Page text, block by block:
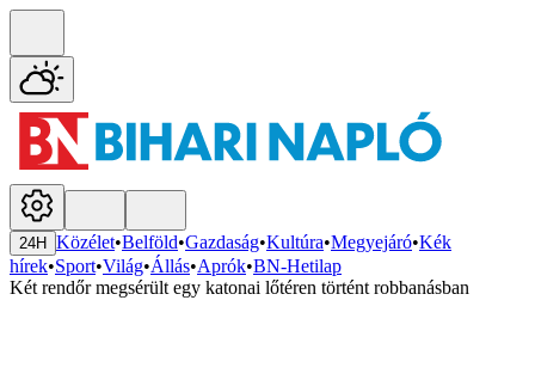
24H Közélet•Belföld•Gazdaság•Kultúra•Megyejáró•Kék
hírek•Sport•Világ•Állás•Aprók•BN-Hetilap
Két rendőr megsérült egy katonai lőtéren történt robbanásban